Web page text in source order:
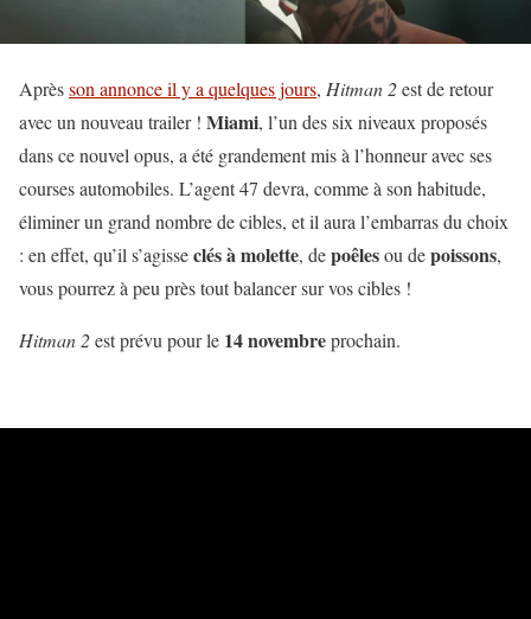
Aprèsson annonce il y a quelques jours, Hitman 2est de retour
avec un nouveau trailer ! Miami, l’un des six niveaux proposés
dans ce nouvel opus, a été grandement mis à l’honneur avec ses
courses automobiles. L’agent 47 devra, comme à son habitude,
éliminer un grand nombre de cibles, et il aura l’embarras du choix
: en effet, qu’il s’agisseclés à molette, depoêlesou depoissons,
vous pourrez à peu près tout balancer sur vos cibles !
Hitman 2est prévu pour le 14 novembreprochain.